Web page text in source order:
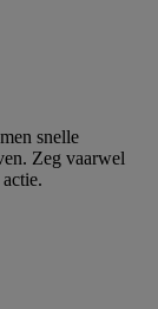
snelle
Zeg vaarwel